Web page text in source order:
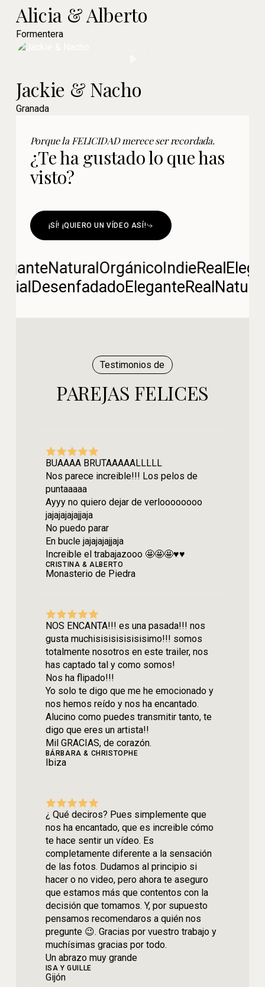
Alicia & Alberto
Formentera
Jackie & Nacho
Granada
Porque la FELICIDAD merece ser recordada.
¿Te ha gustado lo que has
visto?
¡SÍ! ¡QUIERO UN VÍDEO ASÍ!
Natural OrgánicoIndieReal
DesenfadadoEleganteReal
Testimonios de
PAREJAS FELICES
BUAAAA BRUTAAAAALLLLL
Nos parece increible!!! Los pelos de
puntaaaaa
Ayyy no quiero dejar de verloooooooo
jajajajajajjaja
No puedo parar
En bucle jajajajajjaja
Increible el trabajazooo 🤩🤩🤩♥️♥️
CRISTINA & ALBERTO
Monasterio de Piedra
NOS ENCANTA!!! es una pasada!!! nos
gusta muchisisisisisisisimo!!! somos
totalmente nosotros en este trailer, nos
has captado tal y como somos!
Nos ha flipado!!!
Yo solo te digo que me he emocionado y
nos hemos reído y nos ha encantado.
Alucino como puedes transmitir tanto, te
digo que eres un artista!!
Mil GRACIAS, de corazón.
BÁRBARA & CHRISTOPHE
Ibiza
¿ Qué deciros? Pues simplemente que
nos ha encantado, que es increible cómo
te hace sentir un vídeo. Es
completamente diferente a la sensación
de las fotos. Dudamos al principio si
hacer o no video, pero ahora te aseguro
que estamos más que contentos con la
decisión que tomamos. Y, por supuesto
pensamos recomendaros a quién nos
pregunte 😉. Gracias por vuestro trabajo y
muchísimas gracias por todo.
Un abrazo muy grande
ISA Y GUILLE
Gijón